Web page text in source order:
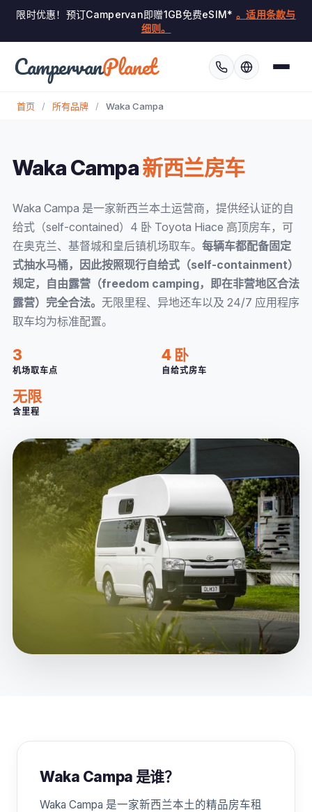
限时优惠！预订Campervan即赠1GB免费eSIM* 。适用条款与
细则。
CampervanPlanet
首页 / 所有品牌 / Waka Campa
Waka Campa新西兰房车
Waka Campa 是一家新西兰本土运营商，提供经认证的自
给式（self-contained）4 卧 Toyota Hiace 高顶房车，可
在奥克兰、基督城和皇后镇机场取车。 每辆车都配备固定
式抽水马桶，因此按照现行自给式（self-containment）
规定，自由露营（freedom camping，即在非营地区合法
露营）完全合法。 无限里程、异地还车以及 24/7 应用程序
取车均为标准配置。
3
机场取车点
4 卧
自给式房车
无限
含里程
Waka Campa 是谁？
Waka Campa 是一家新西兰本土的精品房车租